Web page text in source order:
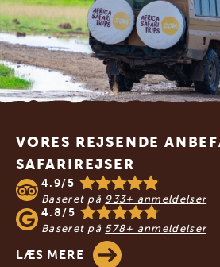
Footer
VORES REJSENDE
SAFARIREJSER
4.9/5
Baseret på 933+ anmeldelser
4.8/5
Baseret på 578+ anmeldelser
LÆS MERE